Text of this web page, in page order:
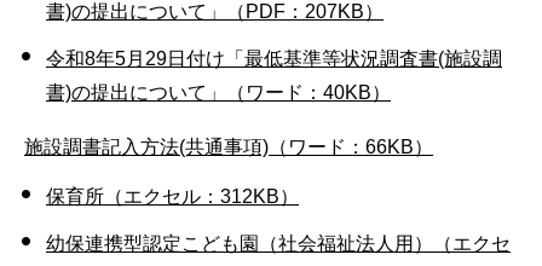
書)の提出について」（PDF：207KB）
令和8年5月29日付け「最低基準等状況調査書(施設調
書)の提出について」（ワード：40KB）
施設調書記入方法(共通事項)（ワード：66KB）
保育所（エクセル：312KB）
幼保連携型認定こども園（社会福祉法人用）（エクセ